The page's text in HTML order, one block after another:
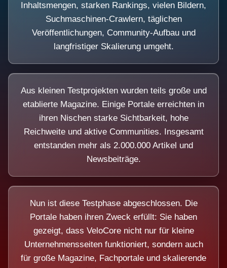
Inhaltsmengen, starken Rankings, vielen Bildern,
Suchmaschinen-Crawlern, täglichen
Veröffentlichungen, Community-Aufbau und
langfristiger Skalierung umgeht.
Aus kleinen Testprojekten wurden teils große und
etablierte Magazine. Einige Portale erreichten in
ihren Nischen starke Sichtbarkeit, hohe
Reichweite und aktive Communities. Insgesamt
entstanden mehr als 2.000.000 Artikel und
Newsbeiträge.
Nun ist diese Testphase abgeschlossen. Die
Portale haben ihren Zweck erfüllt: Sie haben
gezeigt, dass VeloCore nicht nur für kleine
Unternehmensseiten funktioniert, sondern auch
für große Magazine, Fachportale und skalierende